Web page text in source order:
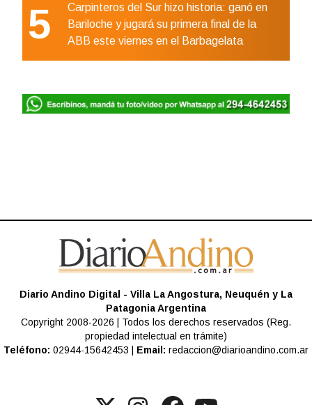
5
Carpinteros del Sur hizo historia: ganó en
Bariloche y jugará su primera final de la
ABB este viernes en el Barbagelata
Diario Andino Digital - Villa La Angostura, Neuquén y La
Patagonia Argentina
Copyright 2008-2026 | Todos los derechos reservados (Reg.
propiedad intelectual en trámite)
Teléfono: 02944-15642453 | Email: redaccion@diarioandino.com.ar